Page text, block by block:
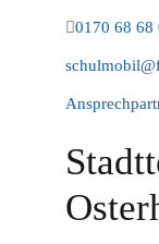
0170 68 68